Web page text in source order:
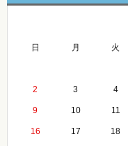
日 月 火
2 3 4
9 10 11
16 17 18